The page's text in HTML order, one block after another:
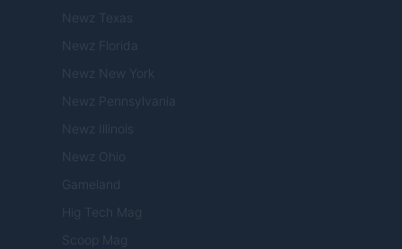
Newz Texas
Newz Florida
Newz New York
Newz Pennsylvania
Newz Illinois
Newz Ohio
Gameland
Hig Tech Mag
Scoop Mag